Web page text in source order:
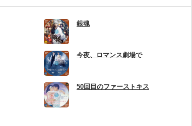
銀魂
今夜、ロマンス劇場で
50回目のファーストキス